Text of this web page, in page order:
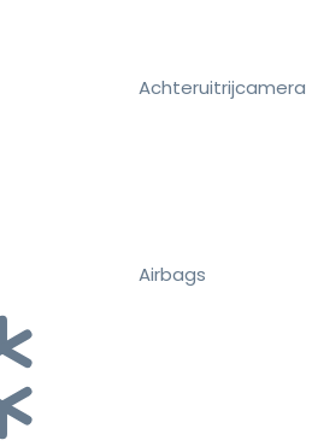
Achteruitrijcamera
Airbags